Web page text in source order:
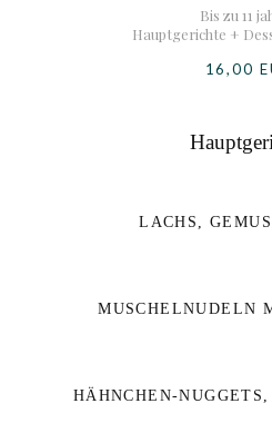
Bis zu 11
Hauptgerichte +
16,00
LACHS,
MUSCHELNUDELN
HÄHNCHEN-